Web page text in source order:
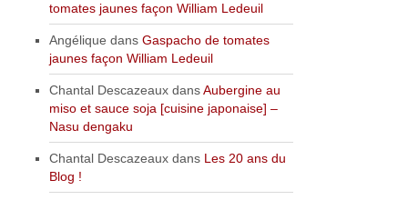
tomates jaunes façon William Ledeuil
Angélique dansGaspacho de tomates
jaunes façon William Ledeuil
Chantal Descazeaux dansAubergine au
miso et sauce soja [cuisine japonaise] –
Nasu dengaku
Chantal Descazeaux dans Les 20 ans du
Blog !